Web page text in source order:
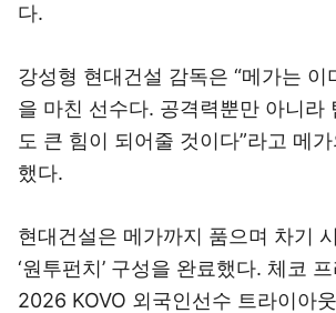
다.
강성형 현대건설 감독은 “메가는 이
을 마친 선수다. 공격력뿐만 아니라
도 큰 힘이 되어줄 것이다”라고 메
했다.
현대건설은 메가까지 품으며 차기
‘원투펀치’ 구성을 완료했다. 체코
2026 KOVO 외국인선수 트라이아